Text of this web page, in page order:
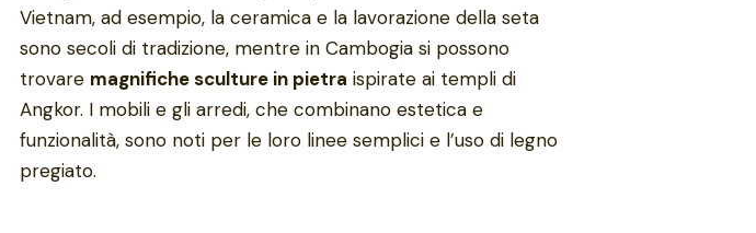
Vietnam, ad esempio, la ceramica e la lavorazione della seta
sono secoli di tradizione, mentre in Cambogia si possono
trovare magnifiche sculture in pietra ispirate ai templi di
Angkor. I mobili e gli arredi, che combinano estetica e
funzionalità, sono noti per le loro linee semplici e l’uso di legno
pregiato.